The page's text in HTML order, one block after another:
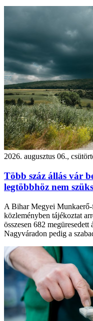
2026. augusztus 06.,
Több száz állás vár
legtöbbhöz nem
A Bihar Megyei
közleményben tájékoztat
összesen 682
Nagyváradon pedig a